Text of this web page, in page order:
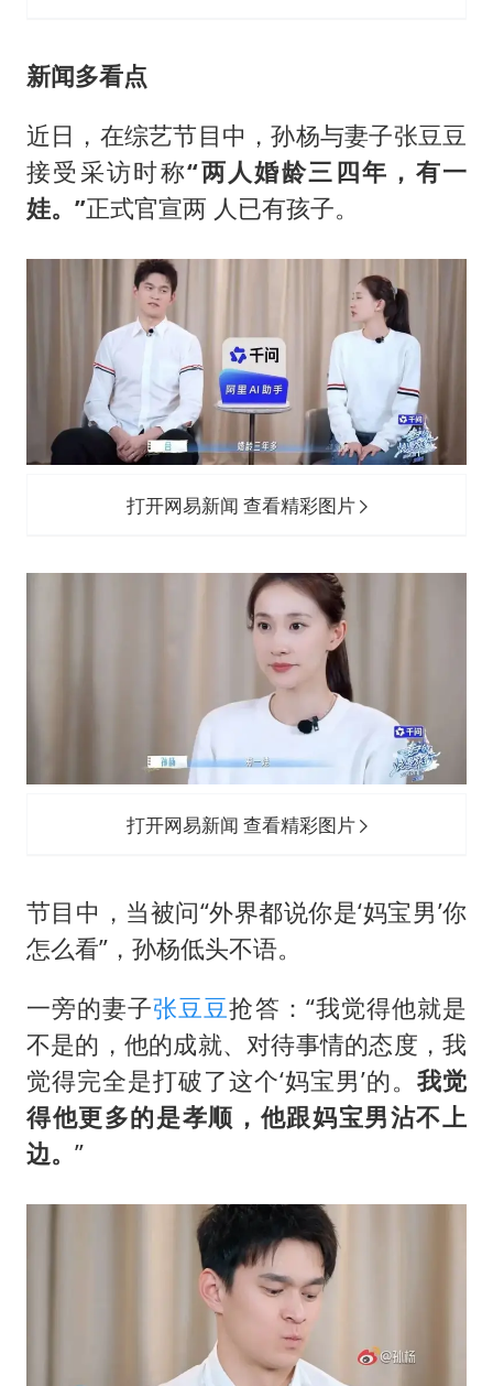
新闻多看点
近日，在综艺节目中，孙杨与妻子张豆豆
接受采访时称“两人婚龄三四年，有一
娃。”正式官宣两 人已有孩子。
打开网易新闻 查看精彩图片
打开网易新闻 查看精彩图片
节目中，当被问“外界都说你是‘妈宝男’你
怎么看”，孙杨低头不语。
一旁的妻子张豆豆抢答：“我觉得他就是
不是的，他的成就、对待事情的态度，我
觉得完全是打破了这个‘妈宝男’的。我觉
得他更多的是孝顺，他跟妈宝男沾不上
边。 ”